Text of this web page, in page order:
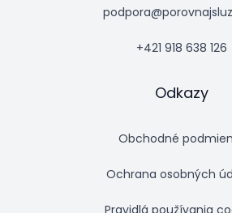
+421 918 638 126
Odkazy
Obchodné
Ochrana osobných